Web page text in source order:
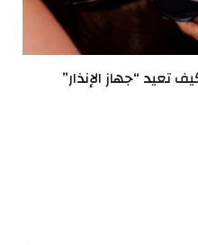
تعيد “جهاز الإنذار”